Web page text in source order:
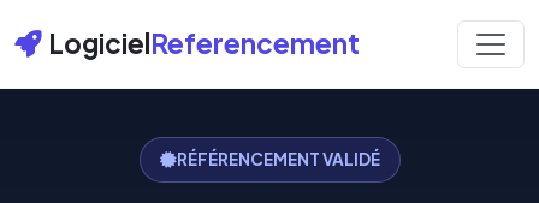
LogicielReferencement
RÉFÉRENCEMENT VALIDÉ